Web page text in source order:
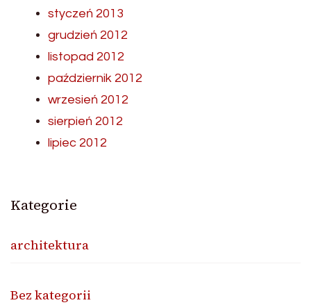
styczeń 2013
grudzień 2012
listopad 2012
październik 2012
wrzesień 2012
sierpień 2012
lipiec 2012
Kategorie
architektura
Bez kategorii